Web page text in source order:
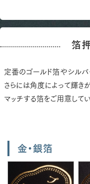
箔
定番のゴールド箔やシルバ
さらには角度によって輝き
マッチする箔をご用意してい
金・銀箔